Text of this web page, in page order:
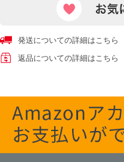
発送についての詳細はこちら
返品についての詳細はこちら